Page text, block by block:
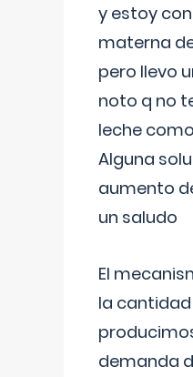
y estoy
materna
pero llevo
noto q no
leche
Alguna
aumento
un saludo
El
la
demanda